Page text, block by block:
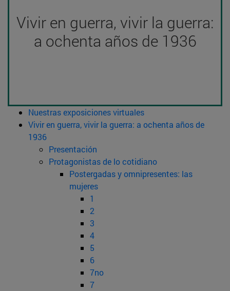
Vivir en guerra, vivir la guerra:
a ochenta años de 1936
Nuestras exposiciones virtuales
Vivir en guerra, vivir la guerra: a ochenta años de
1936
Presentación
Protagonistas de lo cotidiano
Postergadas y omnipresentes: las
mujeres
1
2
3
4
5
6
7no
7